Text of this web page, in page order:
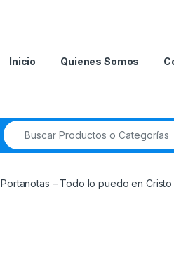
Inicio Quienes Somos
Search for:
Portanotas – Todo lo puedo en Cristo